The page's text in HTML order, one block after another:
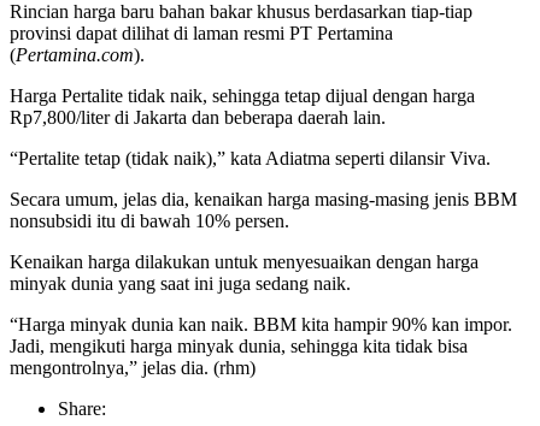
Rincian harga baru bahan bakar khusus berdasarkan tiap-tiap
provinsi dapat dilihat di laman resmi PT Pertamina
(Pertamina.com).
Harga Pertalite tidak naik, sehingga tetap dijual dengan harga
Rp7,800/liter di Jakarta dan beberapa daerah lain.
“Pertalite tetap (tidak naik),” kata Adiatma seperti dilansir Viva.
Secara umum, jelas dia, kenaikan harga masing-masing jenis BBM
nonsubsidi itu di bawah 10% persen.
Kenaikan harga dilakukan untuk menyesuaikan dengan harga
minyak dunia yang saat ini juga sedang naik.
“Harga minyak dunia kan naik. BBM kita hampir 90% kan impor.
Jadi, mengikuti harga minyak dunia, sehingga kita tidak bisa
mengontrolnya,” jelas dia. (rhm)
Share: